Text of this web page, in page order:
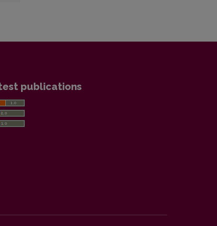
publications